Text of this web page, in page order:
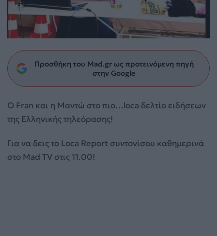
Προσθήκη του Mad.gr ως προτεινόμενη πηγή
στην Google
Ο Fran και η Μαντώ στο πιο…loca δελτίο ειδήσεων
της Ελληνικής τηλεόρασης!
Για να δεις το Loca Report συντονίσου καθημερινά
στο Mad TV στις 11.00!